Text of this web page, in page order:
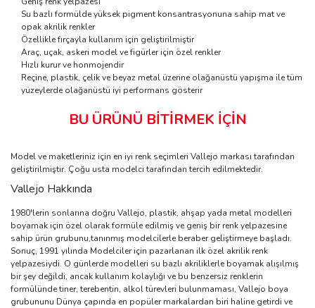
Su bazlı formülde yüksek pigment konsantrasyonuna sahip mat ve
opak akrilik renkler
Özellikle fırçayla kullanım için geliştirilmiştir
Araç, uçak, askeri model ve figürler için özel renkler
Hızlı kurur ve honmojendir
Reçine, plastik, çelik ve beyaz metal üzerine olağanüstü yapışma ile tüm
yüzeylerde olağanüstü iyi performans gösterir
BU ÜRÜNÜ BİTİRMEK İÇİN
Model ve maketleriniz için en iyi renk seçimleri Vallejo markası tarafından
geliştirilmiştir. Çoğu usta modelci tarafından tercih edilmektedir.
Vallejo Hakkında
1980'lerin sonlarına doğru Vallejo, plastik, ahşap yada metal modelleri
boyamak için özel olarak formüle edilmiş ve geniş bir renk yelpazesine
sahip ürün grubunu,tanınmış modelcilerle beraber geliştirmeye başladı.
Sonuç, 1991 yılında Modelciler için pazarlanan ilk özel akrilik renk
yelpazesiydi. O günlerde modelleri su bazlı akriliklerle boyamak alışılmış
bir şey değildi, ancak kullanım kolaylığı ve bu benzersiz renklerin
formülünde tiner, terebentin, alkol türevleri bulunmaması, Vallejo boya
grubununu Dünya çapında en popüler markalardan biri haline getirdi ve